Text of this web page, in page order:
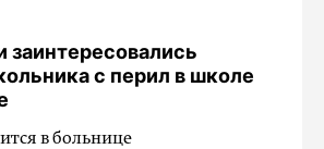
заинтересовались
с перил в школе
в больнице